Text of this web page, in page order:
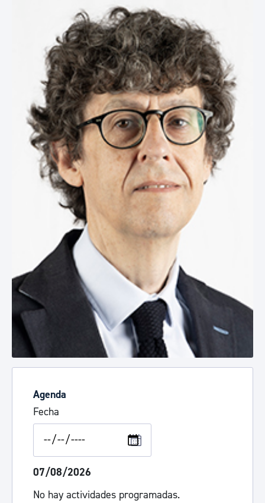
Agenda
Fecha
07/08/2026
No hay actividades programadas.